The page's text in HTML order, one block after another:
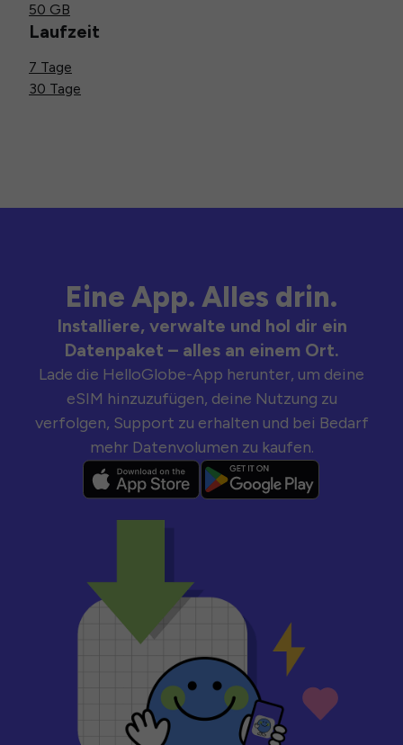
50 GB
Laufzeit
7 Tage
30 Tage
Eine App. Alles drin.
Installiere, verwalte und hol dir ein
Datenpaket – alles an einem Ort.
Lade die HelloGlobe-App herunter, um deine
eSIM hinzuzufügen, deine Nutzung zu
verfolgen, Support zu erhalten und bei Bedarf
mehr Datenvolumen zu kaufen.